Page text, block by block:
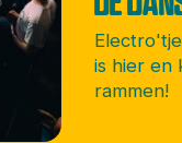
is hier en
rammen!